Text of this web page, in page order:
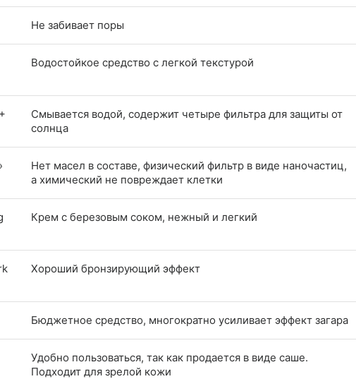
Не забивает поры
Водостойкое средство с легкой текстурой
Смывается водой, содержит четыре фильтра для защиты от
солнца
Нет масел в составе, физический фильтр в виде наночастиц,
а химический не повреждает клетки
Крем с березовым соком, нежный и легкий
Хороший бронзирующий эффект
Бюджетное средство, многократно усиливает эффект загара
Удобно пользоваться, так как продается в виде саше.
Подходит для зрелой кожи